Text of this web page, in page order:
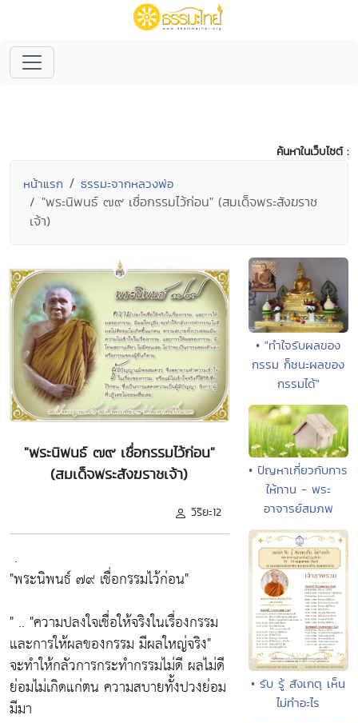
ค้นหาในเว็บไซต์ :
หน้าแรก ธรรมะจากหลวงพ่อ
"พระนิพนธ์ ๗๙ เชื่อกรรมไว้ก่อน" (สมเด็จพระสังฆราช
เจ้า)
"พระนิพนธ์ ๗๙ เชื่อกรรมไว้ก่อน"
(สมเด็จพระสังฆราชเจ้า)
วิริยะ12
.
"พระนิพนธ์ ๗๙ เชื่อกรรมไว้ก่อน"
" .. "ความปลงใจเชื่อให้จริงในเรื่องกรรม
และการให้ผลของกรรม มีผลใหญ่จริง"
จะทำให้กลัวการกระทำกรรมไม่ดี ผลไม่ดี
ย่อมไม่เกิดแก่ตน ความสบายทั้งปวงย่อม
มีมา
• "ทำใจรับผลของ
กรรม ก็ชนะผลของ
กรรมได้"
• ปัญหาเกี่ยวกับการ
ให้ทาน - พระ
อาจารย์สมภพ
• รับ รู้ สังเกตุ เห็น
ไม่ทำอะไร